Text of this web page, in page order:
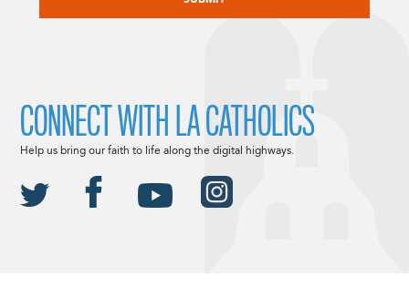
CONNECT WITH LA CATHOLICS
Help us bring our faith to life along the digital highways.